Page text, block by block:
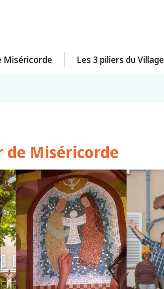
Miséricorde Les 3 piliers du Village
de Miséricorde